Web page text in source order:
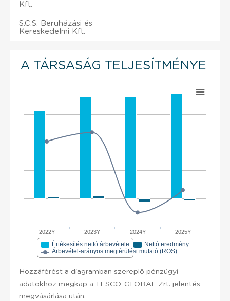
Kft.
S.C.S. Beruházási és
Kereskedelmi Kft.
A TÁRSASÁG TELJESÍTMÉNYE
2022Y 2023Y 2024Y 2025Y
Értékesítés nettó árbevétele
Nettó eredmény
Árbevétel-arányos megtérülési mutató (ROS)
Hozzáférést a diagramban szereplő pénzügyi
adatokhoz megkap a TESCO-GLOBAL Zrt. jelentés
megvásárlása után.